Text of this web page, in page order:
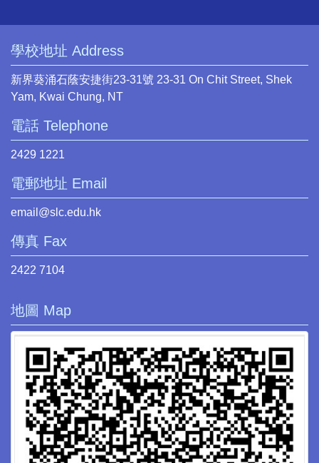
學校地址 Address
新界葵涌石蔭安捷街23-31號 23-31 On Chit Street, Shek
Yam, Kwai Chung, NT
電話 Telephone
2429 1221
電郵地址 Email
email@slc.edu.hk
傳真 Fax
2422 7104
地圖 Map